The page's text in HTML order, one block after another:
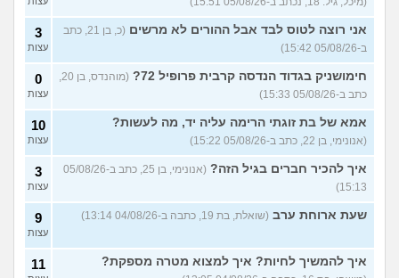
מחזור לאחר כמה שעות, זה
בטוח?
(שלומי, בן 21)
9
עצות
נשוי מפנטז על ליידיבויס
(מאטיטיהו, בן 37)
5
עצות
למישהו יש עצה איך לדכא את
החשק המיני?
(יפה, בת 43)
עוד שאלות חדשות במדור
אני רוצה לטוס לבד אבל ההורים לא מרשים
(כ, בן 21, כתב
ב-05/08/26 15:42)
3
עצות
חימושניק בגדוד הנדסה קרבית פרופיל 72?
(מוהנדס, בן 20,
כתב ב-05/08/26 15:33)
0
עצות
אמא של בת זוגתי הרימה עליה יד, מה לעשות?
(אנונימי, בן 22, כתב ב-05/08/26 15:22)
10
עצות
איך להכיר חברים בגיל הזה?
(אנונימי, בן 25, כתב ב-05/08/26
15:13)
3
עצות
שעת ארוחת ערב (שואלת, בת 19, כתבה ב-04/08/26 13:14) 9
עצות
איך להמשיך לחיות? איך למצוא מטרה מספקת? 11